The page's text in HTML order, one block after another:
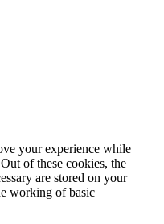
your experience while
of these cookies, the
are stored on your
working of basic